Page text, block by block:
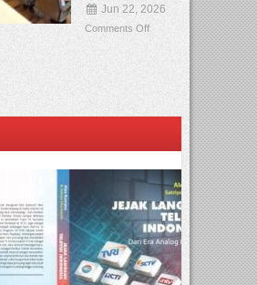
Jun 22, 2026
Comments Off